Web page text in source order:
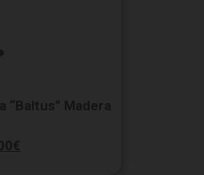
“Baltus” Madera
€